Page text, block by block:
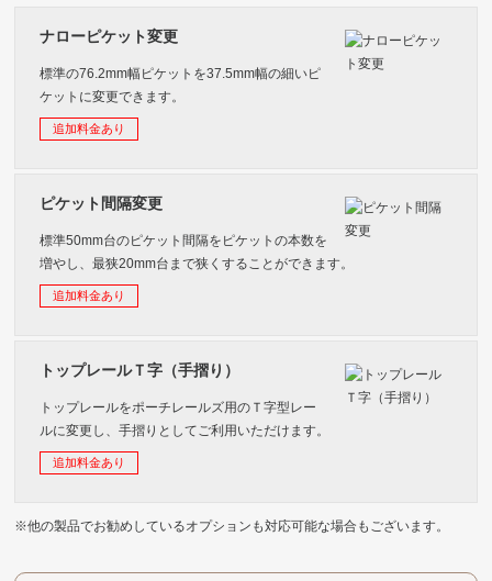
ナローピケット変更
標準の76.2mm幅ピケットを37.5mm幅の細いピ
ケットに変更できます。
追加料金あり
ピケット間隔変更
標準50mm台のピケット間隔をピケットの本数を
増やし、最狭20mm台まで狭くすることができます。
追加料金あり
トップレールＴ字（手摺り）
トップレールをポーチレールズ用のＴ字型レー
ルに変更し、手摺りとしてご利用いただけます。
追加料金あり
※他の製品でお勧めしているオプションも対応可能な場合もございます。